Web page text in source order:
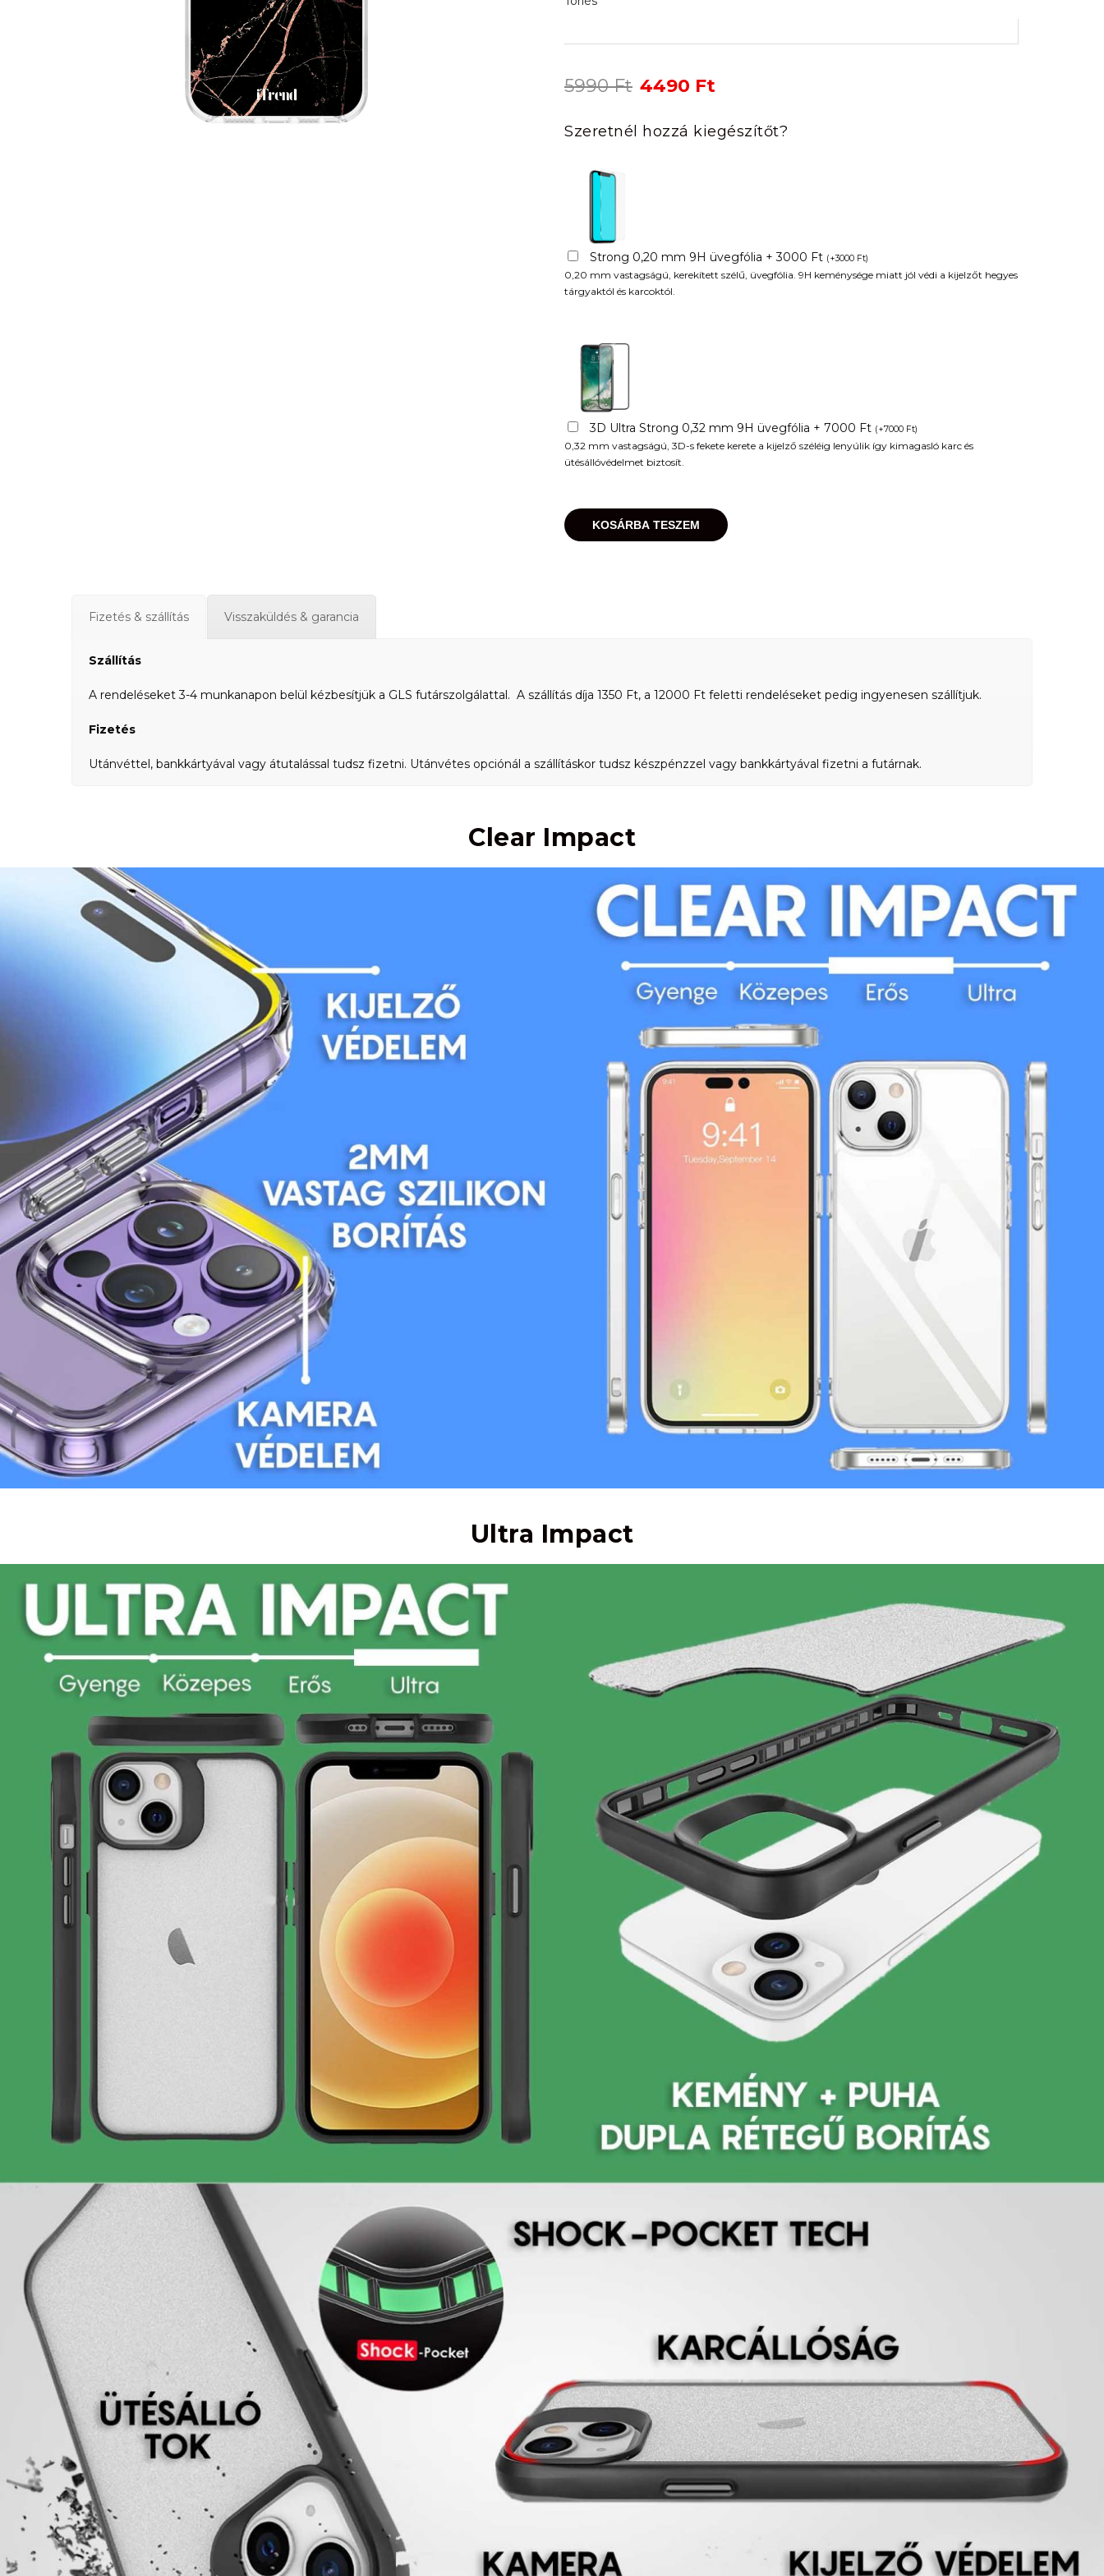
5990Ft Original
was:
5990 Ft.
4490 Ft
is:
4490 Ft.
Szeretnél hozzá kiegészítőt?
Strong 0,20 mm 9H üvegfólia + 3000 Ft (+3000 Ft)
0,20 mm vastagságú, kerekített szélű, üvegfólia. 9H keménysége miatt jól védi a kijelzőt hegyes
tárgyaktól és karcoktól.
3D Ultra Strong 0,32 mm 9H üvegfólia + 7000 Ft (+7000 Ft)
0,32 mm vastagságú, 3D-s fekete kerete a kijelző széléig lenyúlik így kimagasló karc és
ütésállóvédelmet biztosít.
KOSÁRBA TESZEM
Fizetés & szállítás Visszaküldés & garancia
Szállítás
A rendeléseket 3-4 munkanapon belül kézbesítjük a GLS futárszolgálattal. A szállítás díja 1350 Ft, a 12000 Ft feletti rendeléseket pedig ingyenesen szállítjuk.
Fizetés
Utánvéttel, bankkártyával vagy átutalással tudsz fizetni. Utánvétes opciónál a szállításkor tudsz készpénzzel vagy bankkártyával fizetni a futárnak.
Clear Impact
Ultra Impact